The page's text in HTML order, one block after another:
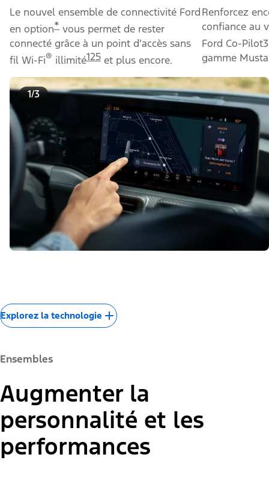
Le nouvel ensemble de connectivité Ford
en option* vous permet de rester
connecté grâce à un point d’accès sans
fil Wi-Fi® illimité125 et plus encore.
Renforcez
confiance au
Ford Co-
gamme
1/3
Explorez la technologie
Ensembles
Augmenter la
personnalité et les
performances